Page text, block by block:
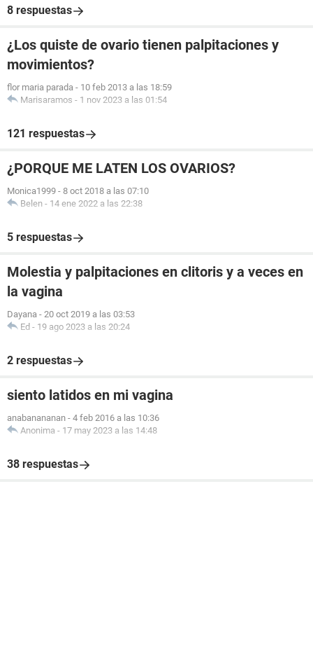
8 respuestas
¿Los quiste de ovario tienen palpitaciones y
movimientos?
flor maria parada - 10 feb 2013 a las 18:59
Marisaramos - 1 nov 2023 a las 01:54
121 respuestas
¿PORQUE ME LATEN LOS OVARIOS?
Monica1999 - 8 oct 2018 a las 07:10
Belen - 14 ene 2022 a las 22:38
5 respuestas
Molestia y palpitaciones en clitoris y a veces en
la vagina
Dayana - 20 oct 2019 a las 03:53
Ed - 19 ago 2023 a las 20:24
2 respuestas
siento latidos en mi vagina
anabanananan - 4 feb 2016 a las 10:36
Anonima - 17 may 2023 a las 14:48
38 respuestas